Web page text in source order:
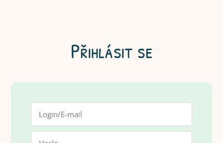
Přihlásit se